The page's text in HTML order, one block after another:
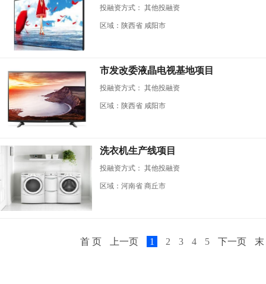
投融资方式： 其他投融资
区域：陕西省 咸阳市
市发改委液晶电视基地项目
投融资方式： 其他投融资
区域：陕西省 咸阳市
洗衣机生产线项目
投融资方式： 其他投融资
区域：河南省 商丘市
首 页 上一页 1 2 3 4 5 下一页